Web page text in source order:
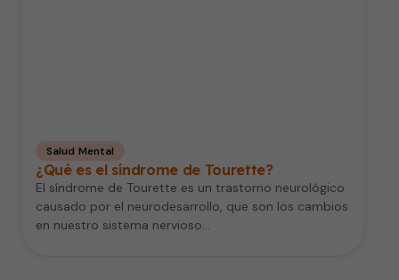
Salud Mental
¿Qué es el síndrome de Tourette?
El síndrome de Tourette es un trastorno neurológico
causado por el neurodesarrollo, que son los cambios
en nuestro sistema nervioso…